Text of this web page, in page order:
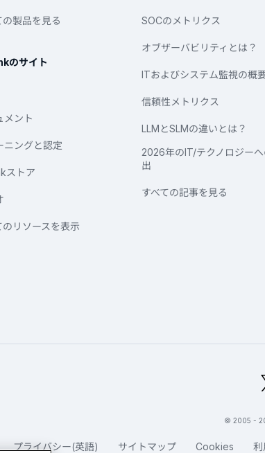
の製品を見る
のサイト
メント
ニングと認定
ストア
のリソースを表示
SOCのメトリクス
オブザーバビリティとは？
ITおよびシステム監視の概
信頼性メトリクス
LLMとSLMの違いとは？
2026年のIT/テクノロジー
出
すべての記事を見る
ターのロゴ
プライバシー(英語) サイトマップ Cookies 利
© 2005 -